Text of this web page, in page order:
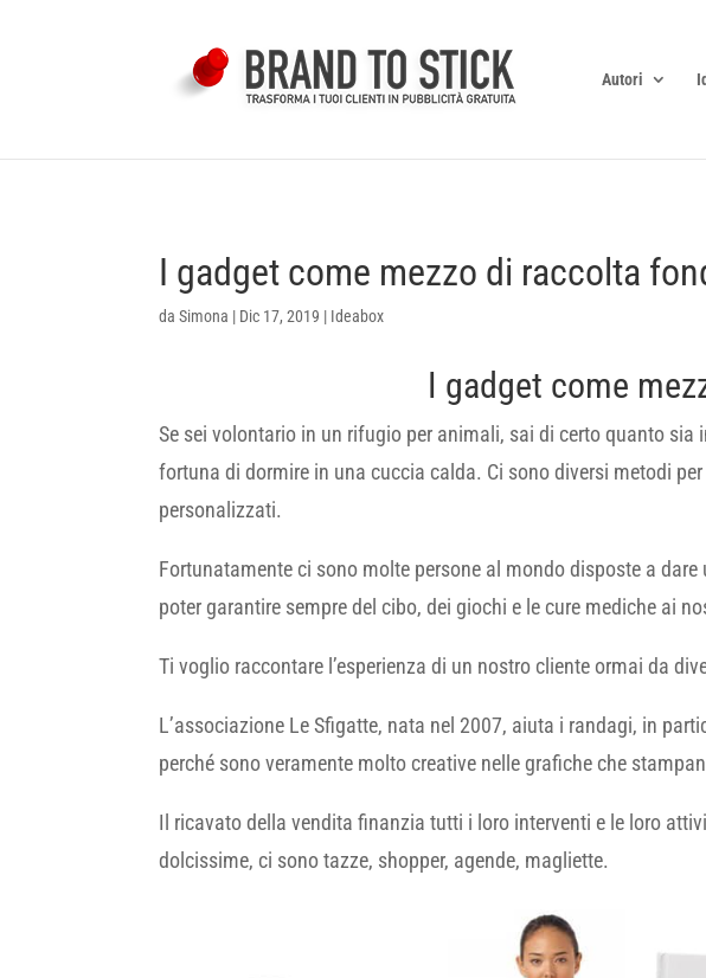
Autori
I gadget come mezzo di raccolta
daSimona | Dic 17, 2019 | Ideabox
I gadget come
Se sei volontario in un rifugio per animali, sai di certo quanto
fortuna di dormire in una cuccia calda. Ci sono diversi metodi
personalizzati.
Fortunatamente ci sono molte persone al mondo disposte a
poter garantire sempre del cibo, dei giochi e le cure mediche ai
Ti voglio raccontare l’esperienza di un nostro cliente ormai da
L’associazione Le Sfigatte, nata nel 2007, aiuta i randagi, in
perché sono veramente molto creative nelle grafiche che
Il ricavato della vendita finanzia tutti i loro interventi e le loro
dolcissime, ci sono tazze, shopper, agende, magliette.